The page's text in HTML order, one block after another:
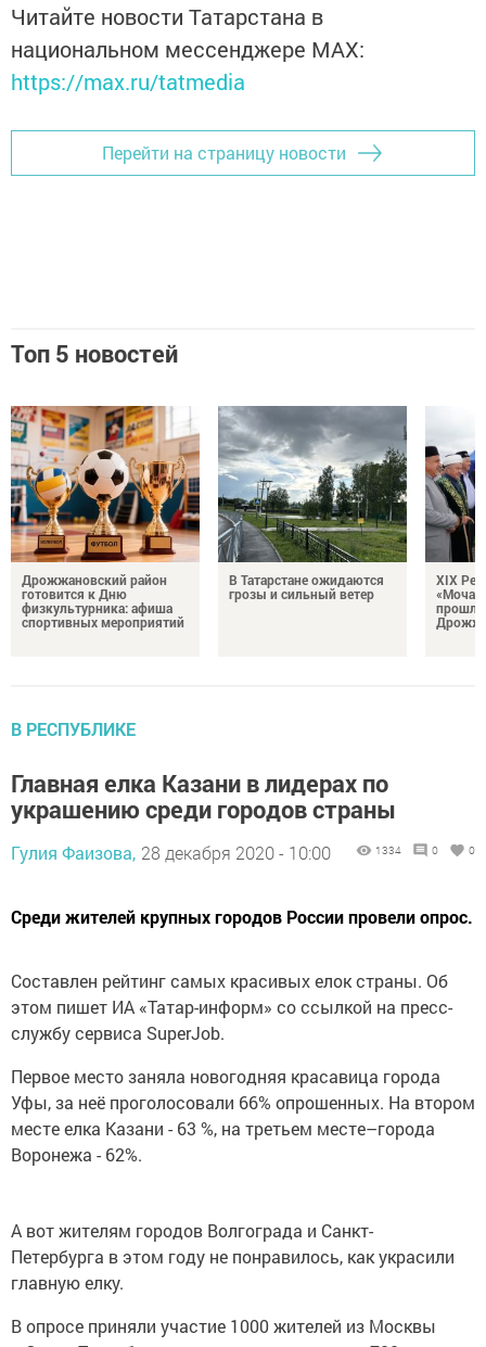
Читайте новости Татарстана в
национальном мессенджере MАХ:
https://max.ru/tatmedia
Перейти на страницу новости
Топ 5 новостей
Дрожжановский район
готовится к Дню
физкультурника: афиша
спортивных мероприятий
В Татарстане ожидаются
грозы и сильный ветер
XIX
В РЕСПУБЛИКЕ
Главная елка Казани в лидерах по
украшению среди городов страны
Гулия Фаизова, 28 декабря 2020 - 10:00 1334 0 0
Среди жителей крупных городов России провели опрос.
Составлен рейтинг самых красивых елок страны. Об
этом пишет ИА «Татар-информ» со ссылкой на пресс-
службу сервиса SuperJob.
Первое место заняла новогодняя красавица города
Уфы, за неё проголосовали 66% опрошенных. На втором
месте елка Казани - 63 %, на третьем месте–города
Воронежа - 62%.
А вот жителям городов Волгограда и Санкт-
Петербурга в этом году не понравилось, как украсили
главную елку.
В опросе приняли участие 1000 жителей из Москвы